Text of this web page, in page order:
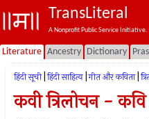
TransLiteral
A Nonprofit Public Service Initiative.
Literature Ancestry Dictionary
हिंदी सूची हिंदी साहित्य गीत और कविता
कवी त्रिलोचन -